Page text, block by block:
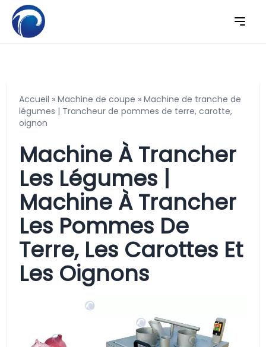
Accueil » Machine de coupe » Machine de tranche de
légumes | Trancheur de pommes de terre, carotte,
oignon
Machine À Trancher
Les Légumes |
Machine À Trancher
Les Pommes De
Terre, Les Carottes Et
Les Oignons